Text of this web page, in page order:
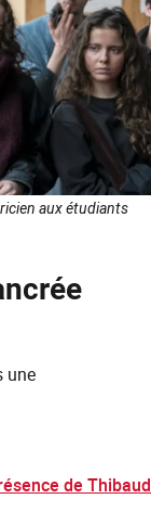
aux étudiants
une
de Thibaud